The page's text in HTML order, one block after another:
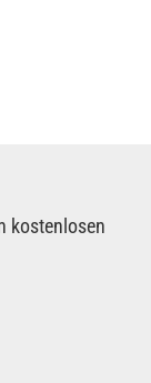
kostenlosen